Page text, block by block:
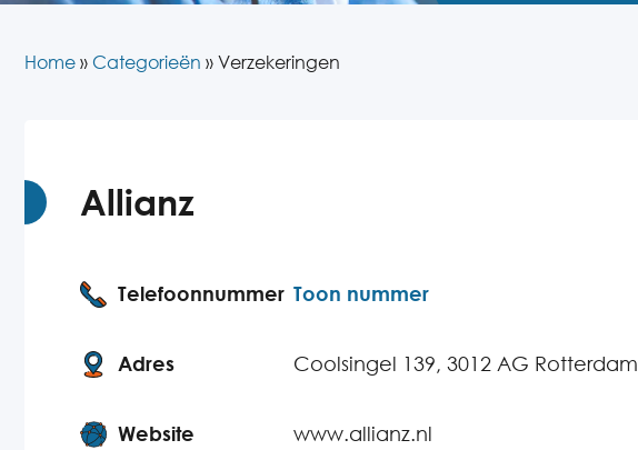
Home » Categorieën » Verzekeringen
Allianz
Telefoonnummer Toon nummer
Adres Coolsingel 139, 3012 AG Rotterdam
Website www.allianz.nl